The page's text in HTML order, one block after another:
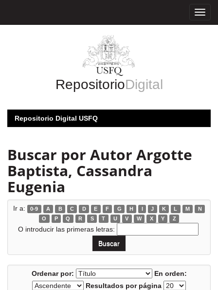
RepositorioDigital
Repositorio Digital USFQ
Buscar por Autor Argotte
Baptista, Cassandra
Eugenia
Ir a: 0-9 A B C D E F G H I J K L M
N
O
P Q R S T U V W X Y Z
O introducir las primeras letras:
Ordenar por:
En orden:
Resultados por página